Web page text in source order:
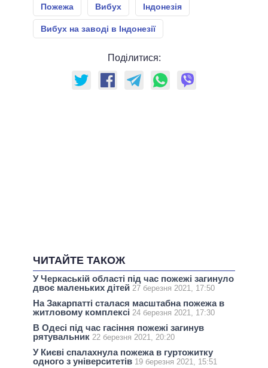
Пожежа Вибух Індонезія
Вибух на заводі в Індонезії
Поділитися:
ЧИТАЙТЕ ТАКОЖ
У Черкаській області під час пожежі загинуло
двоє маленьких дітей 27 березня 2021, 17:50
На Закарпатті сталася масштабна пожежа в
житловому комплексі 24 березня 2021, 17:30
В Одесі під час гасіння пожежі загинув
рятувальник 22 березня 2021, 20:20
У Києві спалахнула пожежа в гуртожитку
одного з університетів 19 березня 2021, 15:51